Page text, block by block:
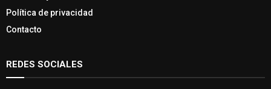
Política de privacidad
Contacto
REDES SOCIALES